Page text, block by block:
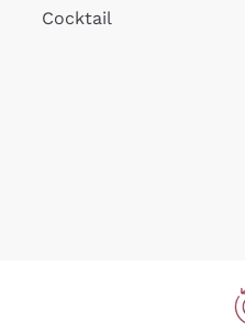
Cocktail